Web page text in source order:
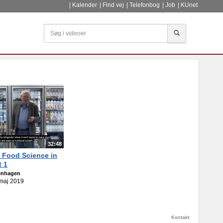
Kalender Find vej Telefonbog Job KUnet
Søg
32:48
Science in
1
2019
Kontakt: